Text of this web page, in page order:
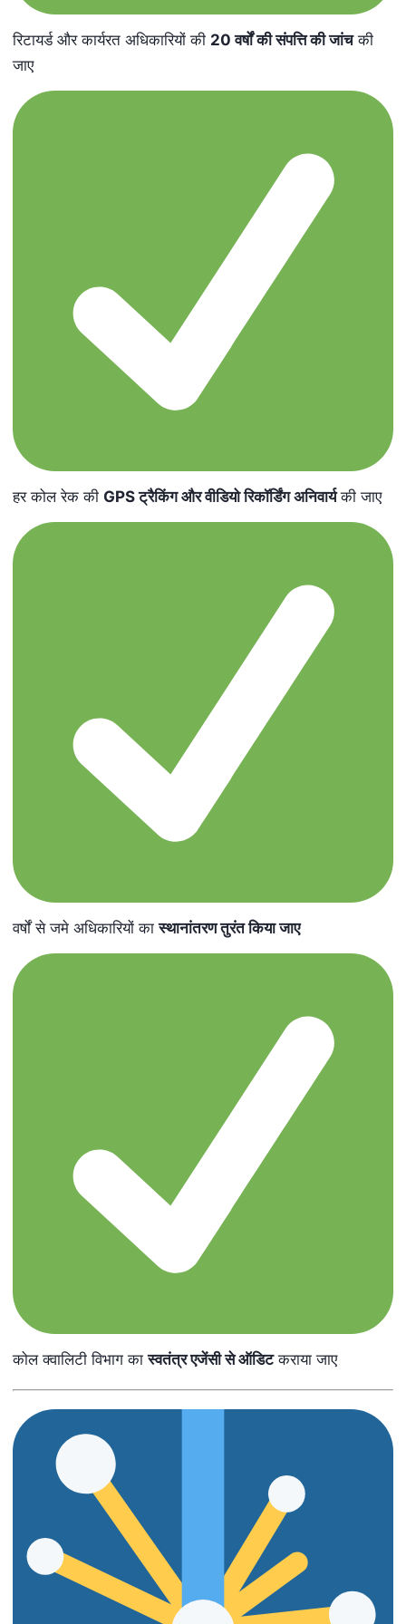
रिटायर्ड और कार्यरत अधिकारियों की 20वर्षों की संपत्ति की जांचकी
जाए
हर कोल रेक की GPSट्रैकिंग और वीडियो रिकॉर्डिंग अनिवार्यकी जाए
वर्षों से जमे अधिकारियों कास्थानांतरण तुरंत किया जाए
कोल क्वालिटी विभाग कास्वतंत्र एजेंसी से ऑडिटकराया जाए